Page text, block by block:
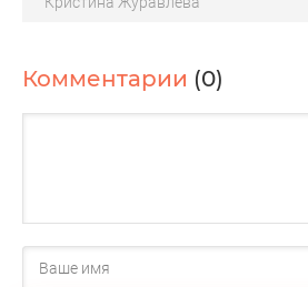
Комментарии (0)